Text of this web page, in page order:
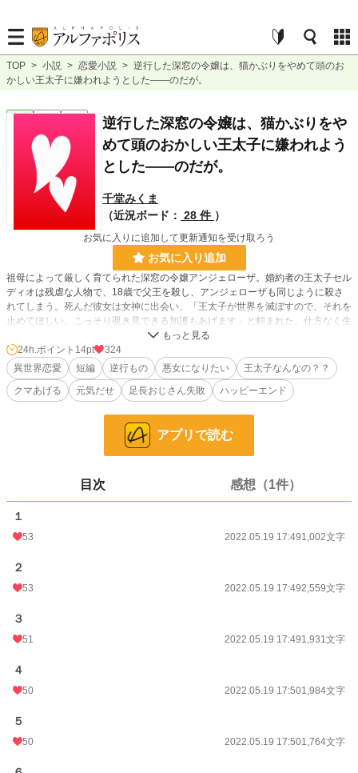
TOP > 小説 > 恋愛小説 > 逆行した深窓の令嬢は、猫かぶりをやめて頭のお
かしい王太子に嫌われようとした――のだが。
恋愛 完結 短編
逆行した深窓の令嬢は、猫かぶりをや
めて頭のおかしい王太子に嫌われよう
とした――のだが。
千堂みくま
（近況ボード： 28 件 ）
お気に入りに追加して更新通知を受け取ろう
お気に入り追加
祖母によって厳しく育てられた深窓の令嬢アンジェローザ。婚約者の王太子セル
ディオは残虐な人物で、18歳で父王を殺し、アンジェローザも同じように殺さ
れてしまう。死んだ彼女は女神に出会い、「王太子が世界を滅ぼすので、それを
止めてほしい。こっそり覗き見できる加護もあげます」と頼まれた。仕方なく生
き返り、12歳に戻ったアンジェローザは誓う――「もう大人しい令嬢を演じる
のはやめた！ 王太子から嫌われてやる！」と。再会した王太子に冷たくし、空
気読みません宣言をするアンジェローザ。しかしその態度が裏目に出てしま
い……？？？
○王太子から嫌われるつもりが、何故か足長おじさんになってしまう令嬢の話。
31,341 位 / 228,849 件
13,370 位 / 66,374 件
304
24h.ポイント
文字数
更新日時
初回公開日時
初回完結日時
累計ポイント
24h.ポイント 14pt
324
異世界恋愛
短編 逆行もの 悪女になりたい
王太子なんなの？？
クマあげる
元気だせ 足長おじさん失敗 ハッピーエンド
アプリで読む
目次 感想（1件）
１
53 2022.05.19 17:491,002文字
２
53 2022.05.19 17:492,559文字
３
51 2022.05.19 17:491,931文字
４
50 2022.05.19 17:501,984文字
５
50 2022.05.19 17:501,764文字